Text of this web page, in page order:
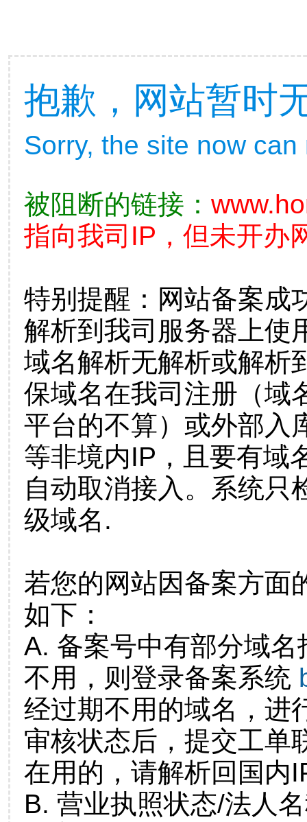
抱歉，网站暂时
Sorry, the site now
被阻断的链接：
指向我司IP，但未开办
特别提醒：网站备案成
解析到我司服务器上使
域名解析无解析或解析
保域名在我司注册（域
平台的不算）或外部入
等非境内IP，且要有域
自动取消接入。系统只
级域名.
若您的网站因备案方面
如下：
A. 备案号中有部分域
不用，则登录备案系统
经过期不用的域名，进
审核状态后，提交工单
在用的，请解析回国内
B. 营业执照状态/法人